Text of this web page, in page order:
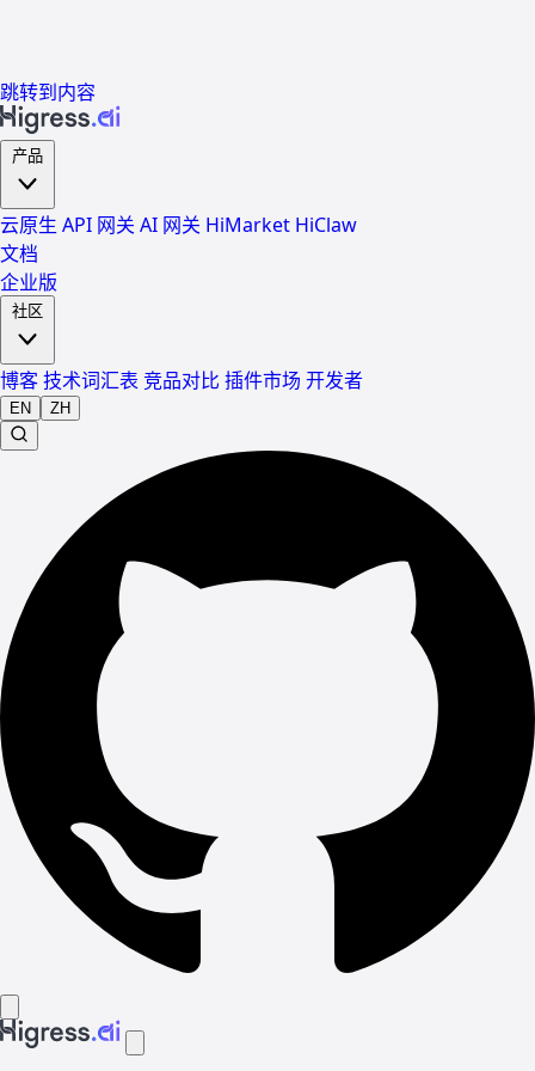
跳转到内容
云原生 API 网关 AI 网关 HiMarket HiClaw
文档
企业版
博客技术词汇表 竞品对比 插件市场 开发者
EN ZH